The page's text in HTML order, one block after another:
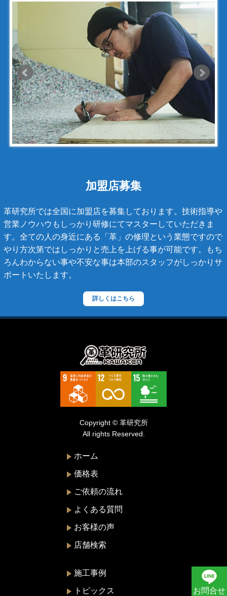
ゴヤール
ジェニュイン・レザー
ジミーチュウ
ジャックゴム
シャネル
アンティグアライン
カンボンライン
キャビアスキン
スコッチグレイン
ステラーズ
セリーヌ
ダニエル・ボブ
ディーゼル
トゥモローランド
ドルチェ&ガッバーナ
バレンシアガ
ハンティングワールド
ビーアンドビーイタリア
ピエール・カルダン
加盟店募集
革研究所では全国に加盟店を募集しております。技術指導や
営業ノウハウもしっかり研修にてマスターしていただきま
す。全ての人の身近にある「革」の修理という業態ですので
やり方次第ではしっかりと売上を上げる事が可能です。もち
ろんわからない事や不安な事は本部のスタッフがしっかりサ
ポートいたします。
詳しくはこちら
Copyright © 革研究所
All rights Reserved.
ホーム
価格表
ご依頼の流れ
よくある質問
お客様の声
店舗検索
施工事例
トピックス お問合せ